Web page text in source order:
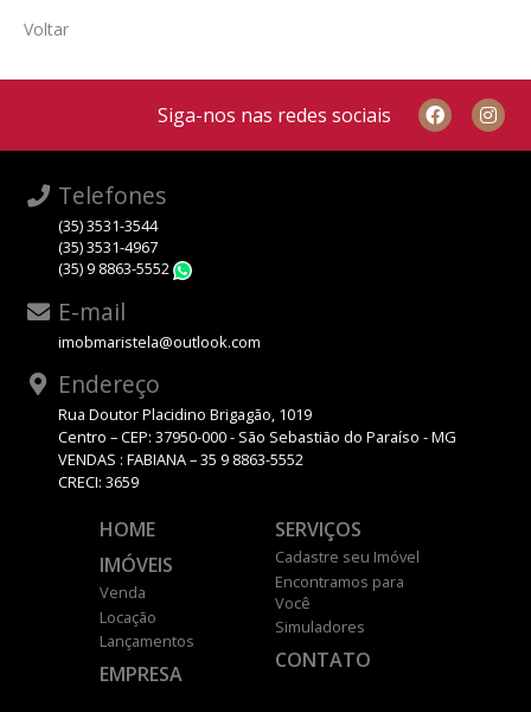
Voltar
Siga-nos nas redes sociais
Telefones
(35) 3531-3544
(35) 3531-4967
(35) 9 8863-5552
E-mail
imobmaristela@outlook.com
Endereço
Rua Doutor Placidino Brigagão, 1019
Centro – CEP: 37950-000 - São Sebastião do Paraíso - MG
VENDAS : FABIANA – 35 9 8863-5552
CRECI: 3659
HOME
IMÓVEIS
Venda
Locação
Lançamentos
EMPRESA
SERVIÇOS
Cadastre seu Imóvel
Encontramos para
Você
Simuladores
CONTATO